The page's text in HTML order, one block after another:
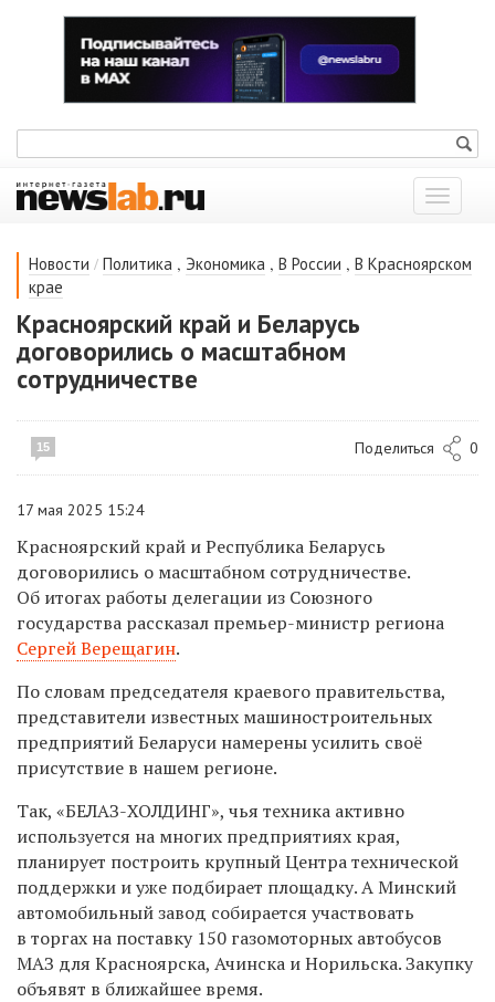
Показать
меню
Новости / Политика , Экономика , В России , В Красноярском
крае
Красноярский край и Беларусь
договорились о масштабном
сотрудничестве
15 Поделиться 0
17 мая 2025 15:24
Красноярский край и Республика Беларусь
договорились о масштабном сотрудничестве.
Об итогах работы делегации из Союзного
государства рассказал премьер-министр региона
Сергей Верещагин.
По словам председателя краевого правительства,
представители известных машиностроительных
предприятий Беларуси намерены усилить своё
присутствие в нашем регионе.
Так, «БЕЛАЗ-ХОЛДИНГ», чья техника активно
используется на многих предприятиях края,
планирует построить крупный Центра технической
поддержки и уже подбирает площадку. А Минский
автомобильный завод собирается участвовать
в торгах на поставку 150 газомоторных автобусов
МАЗ для Красноярска, Ачинска и Норильска. Закупку
объявят в ближайшее время.